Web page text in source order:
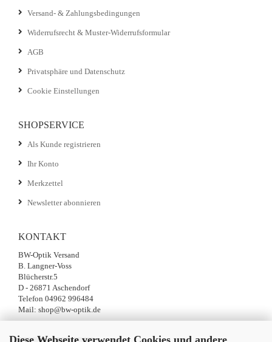
Diese Webseite verwendet Cookies und andere
Versand- & Zahlungsbedingungen
Widerrufsrecht & Muster-Widerrufsformular
AGB
Privatsphäre und Datenschutz
Cookie Einstellungen
SHOPSERVICE
Als Kunde registrieren
Ihr Konto
Merkzettel
Newsletter abonnieren
KONTAKT
BW-Optik Versand
B. Langner-Voss
Blücherstr.5
D - 26871 Aschendorf
Telefon 04962 996484
Mail: shop@bw-optik.de